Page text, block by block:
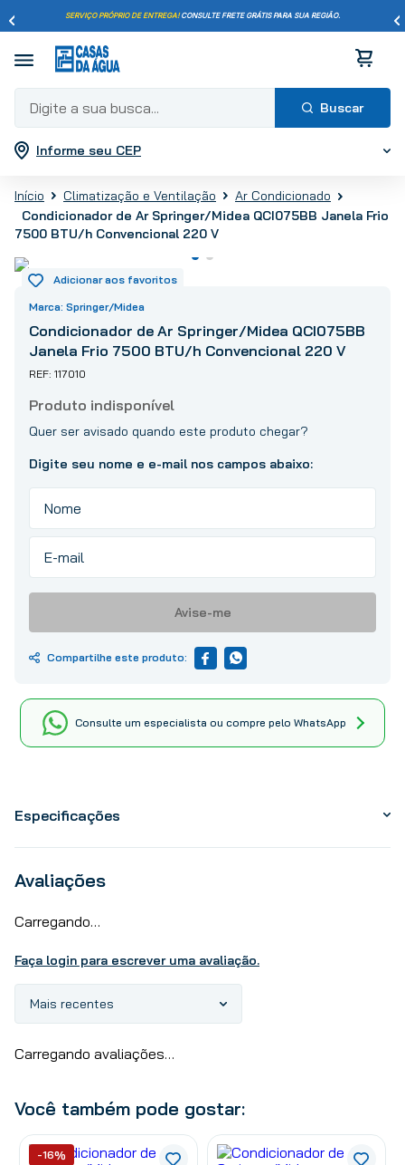
SERVIÇO PRÓPRIO DE ENTREGA!CONSULTE FRETE GRÁTIS PARA SUA REGIÃO.
Digite a sua busca...
Informe seu CEP
Climatização e Ventilação
Ar Condicionado
Condicionador de Ar Springer/Midea QCI075BB Janela Frio
7500 BTU/h Convencional 220 V
Springer/Midea
Condicionador de Ar Springer/Midea QCI075BB
Janela Frio 7500 BTU/h Convencional 220 V
117010
Avise-me
Consulte um especialista ou compre pelo WhatsApp
Especificações
Avaliações
Carregando…
Faça login para escrever uma avaliação.
Mais recentes
Carregando avaliações…
Você também pode gostar:
-16%
Termos mais buscados
º
porcelanato
3 º
piso
5
º
vaso sanitário
6º
chuveiro
7º
cimento
8º
torneira
10º tinta